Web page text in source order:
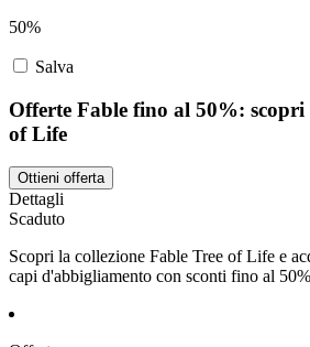
50%
Salva
Offerte Fable fino al 50%: scopri
of Life
Ottieni offerta
Dettagli
Scaduto
Scopri la collezione Fable Tree of Life e
capi d'abbigliamento con sconti fino al